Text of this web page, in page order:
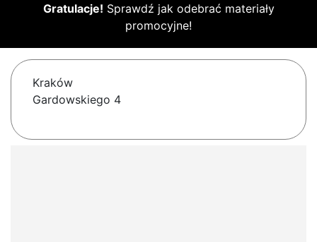
Gratulacje! Sprawdź jak odebrać materiały
promocyjne!
Kraków
Gardowskiego 4